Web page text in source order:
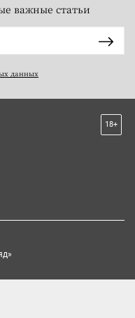
важные статьи
данных
18+